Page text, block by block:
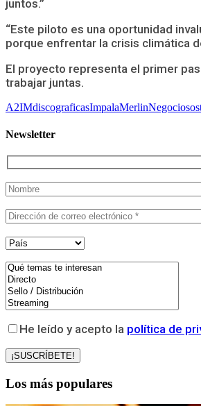
juntos.”
“Este piloto es una oportunidad
porque enfrentar la crisis climática
El proyecto representa el primer
trabajar juntas.
A2IMdiscograficasImpalaMerlinNegocio
Newsletter
He leído y acepto la política de
Los más populares